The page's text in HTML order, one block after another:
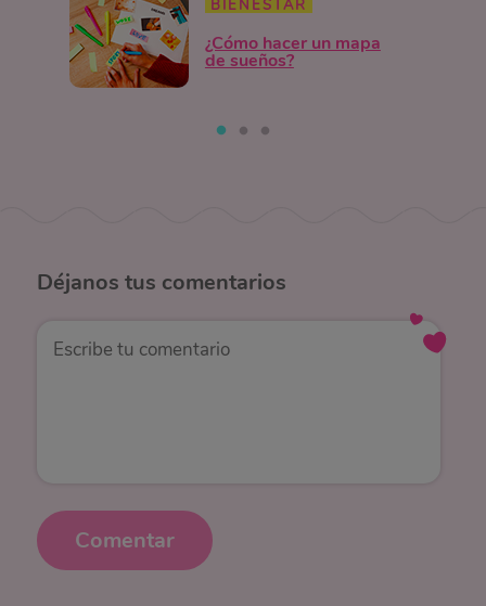
BIENESTAR
¿Cómo hacer un mapa
de sueños?
Déjanos tus comentarios
Comentar